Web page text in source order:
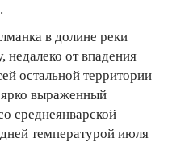
в долине реки
от впадения
остальной территории
ярко выраженный
среднеянварской
температурой июля